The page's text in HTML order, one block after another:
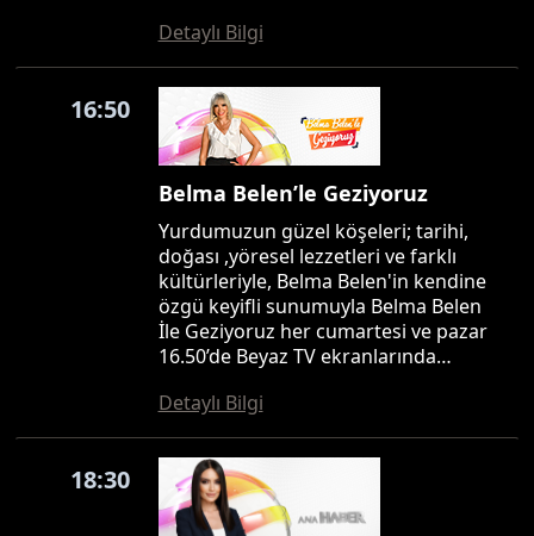
Detaylı Bilgi
16:50
Belma Belen’le Geziyoruz
Yurdumuzun güzel köşeleri; tarihi,
doğası ,yöresel lezzetleri ve farklı
kültürleriyle, Belma Belen'in kendine
özgü keyifli sunumuyla Belma Belen
İle Geziyoruz her cumartesi ve pazar
16.50’de Beyaz TV ekranlarında…
Detaylı Bilgi
18:30